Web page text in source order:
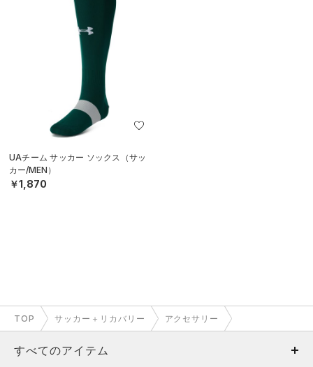
UAチーム サッカー ソックス（サッ
カー/MEN）
￥1,870
TOP サッカー＋リカバリー アクセサリー
すべてのアイテム